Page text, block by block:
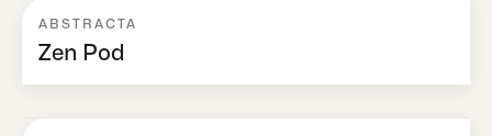
ABSTRACTA
Zen Pod